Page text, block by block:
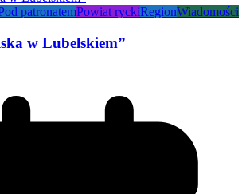
patronatemPowiat ryckiRegionWiadomości
w Lubelskiem”